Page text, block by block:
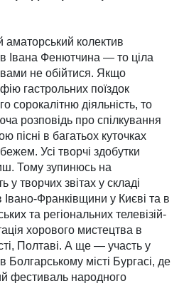
колектив
Івана Фенютчина — то ціла
не обійтися. Якщо
гастрольних поїздок
сорокалітню діяльність, то
розпо­відь про спілкування
пісні в багатьох куточках
Усі творчі здобутки
Тому зупинюсь на
у творчих звітах у складі
Івано-Фран­ківщини у Києві та в
та регіональних телевізій­
хорового мистецтва в
Полтаві. А ще — участь у
Болгарсь­кому місті Бургасі, де
фестиваль народ­ного